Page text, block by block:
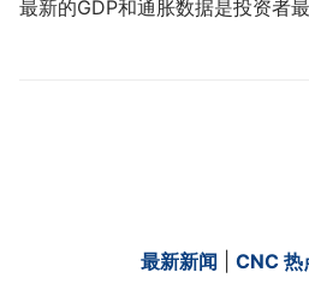
最新的GDP和通胀数据是投资者
最新新闻 CNC 热